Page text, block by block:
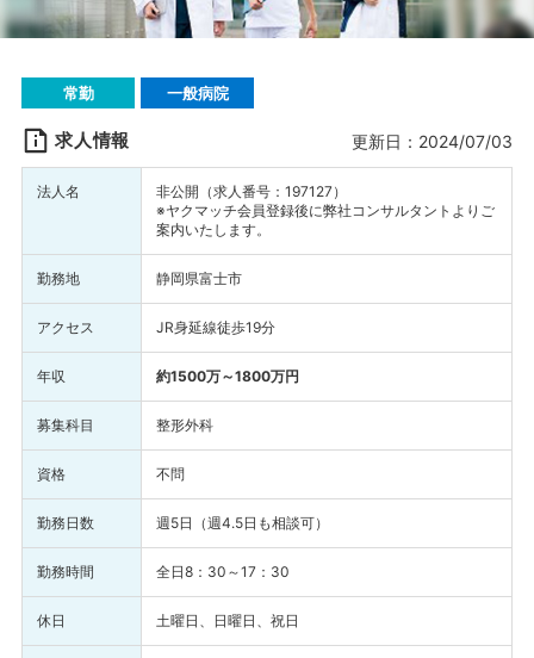
常勤 一般病院
求人情報 更新日：2024/07/03
法人名
非公開（求人番号：197127）
※ヤクマッチ会員登録後に弊社コンサルタントよりご
案内いたします。
勤務地 静岡県富士市
アクセス JR身延線徒歩19分
年収 約1500万～1800万円
募集科目 整形外科
資格 不問
勤務日数 週5日（週4.5日も相談可）
勤務時間 全日8：30～17：30
休日 土曜日、日曜日、祝日